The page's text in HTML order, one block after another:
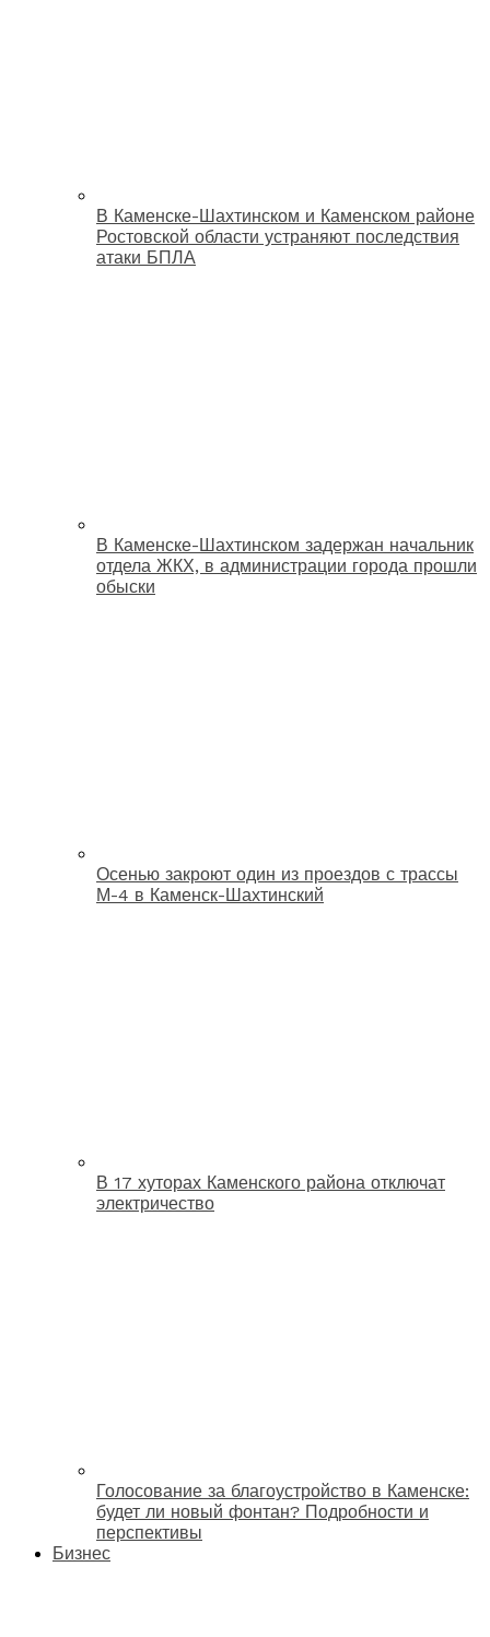
В Каменске-Шахтинском и Каменском районе
Ростовской области устраняют последствия
атаки БПЛА
В Каменске-Шахтинском задержан начальник
отдела ЖКХ, в администрации города прошли
обыски
Осенью закроют один из проездов с трассы
М-4 в Каменск-Шахтинский
В 17 хуторах Каменского района отключат
электричество
Голосование за благоустройство в Каменске:
будет ли новый фонтан? Подробности и
перспективы
Бизнес